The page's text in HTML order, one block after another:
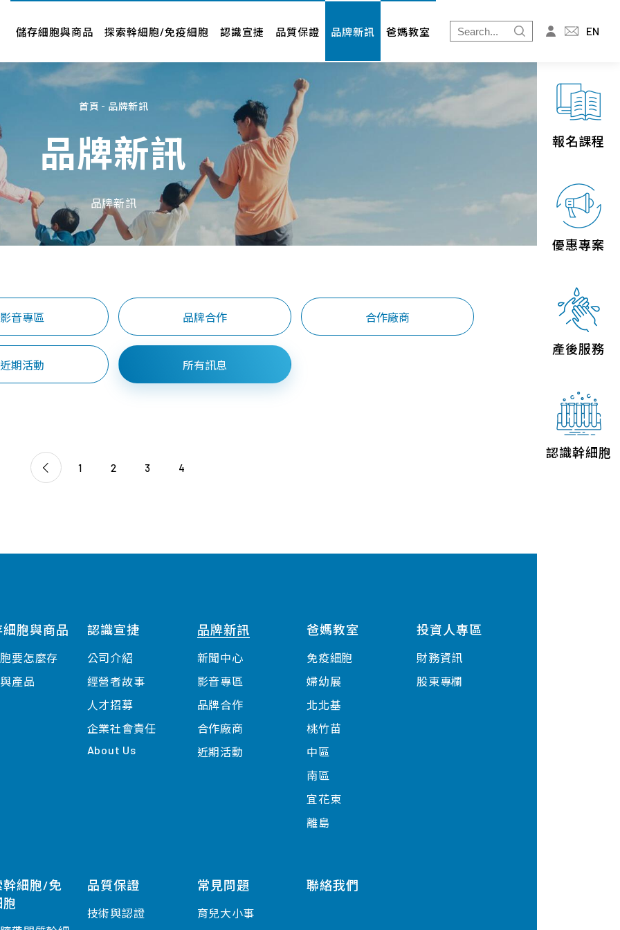
儲存細胞與商品 探索幹細胞/免疫細胞 認識宣捷 品質保證 品牌新訊 爸媽教室 EN
首頁 品牌新訊
品牌新訊
品牌新訊
影音專區 品牌合作 合作廠商
近期活動 所有訊息
1 2 3 4
細胞與商品
要怎麼存
產品
幹細胞/免
認識宣捷
公司介紹
經營者故事
人才招募
企業社會責任
About Us
品質保證
技術與認證
品牌新訊
新聞中心
影音專區
品牌合作
合作廠商
近期活動
常見問題
育兒大小事
聯絡我們
爸媽教室
免疫細胞
婦幼展
北北基
桃竹苗
中區
南區
宜花東
離島
投資人專區
財務資訊
股東專欄
報名課程
優惠專案
產後服務
認識幹細胞
案與產品
索幹細胞/
疫細胞
疫細胞
經營者故事
人才招募
企業社會責任
About Us
品質保證
技術與認證
影音專區
品牌合作
合作廠商
近期活動
常見問題
育兒大小事
聯絡我們
北北基
宜花東
離島
投資人專區